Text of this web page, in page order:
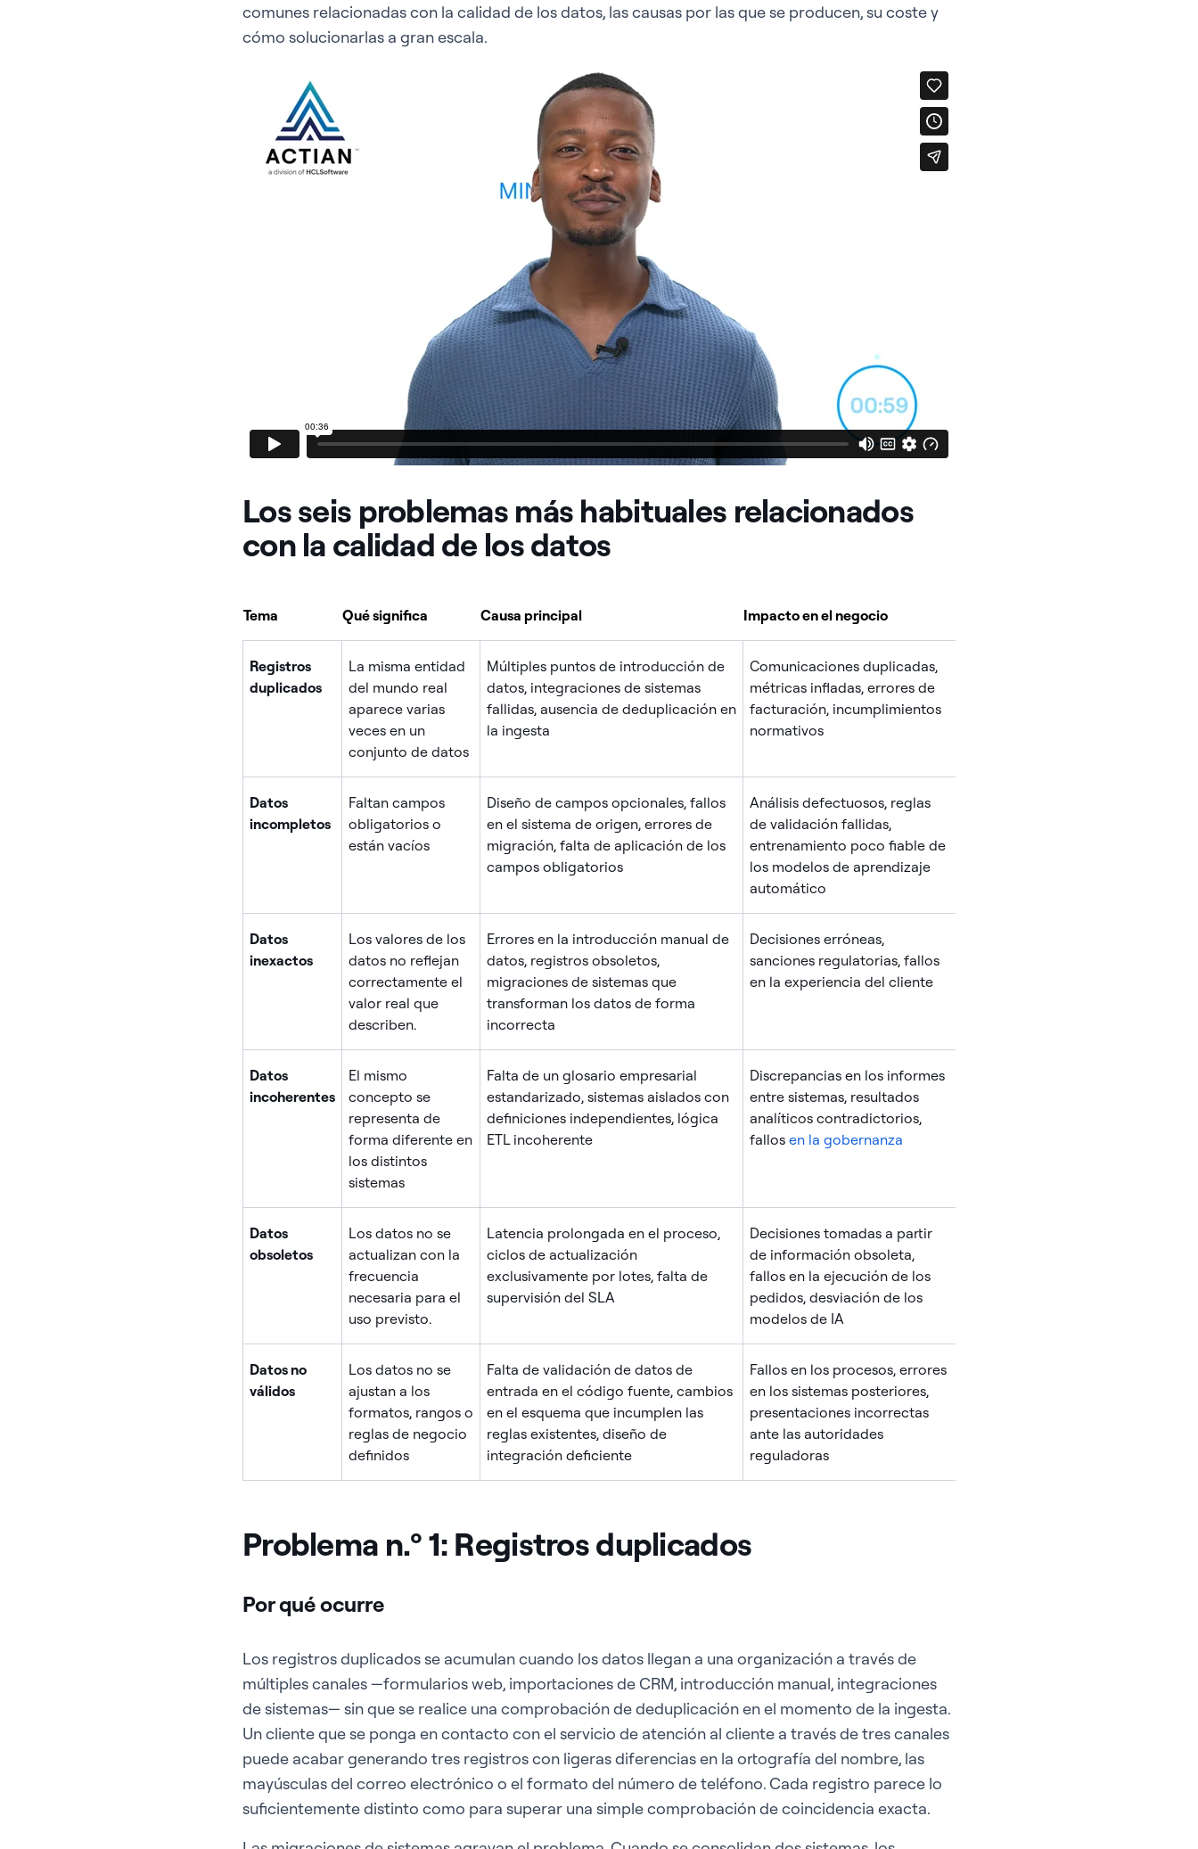
comunes relacionadas con la calidad de los datos, las causas por las que se producen, su coste y
cómo solucionarlas a gran escala.
Los seis problemas más habituales relacionados
con la calidad de los datos
Tema Qué significa Causa principal Impacto en el negocio
Registros
duplicados
La misma entidad
del mundo real
aparece varias
veces en un
conjunto de datos
Múltiples puntos de introducción de
datos, integraciones de sistemas
fallidas, ausencia de deduplicación en
la ingesta
Comunicaciones duplicadas,
métricas infladas, errores de
facturación, incumplimientos
normativos
Datos
incompletos
Faltan campos
obligatorios o
están vacíos
Diseño de campos opcionales, fallos
en el sistema de origen, errores de
migración, falta de aplicación de los
campos obligatorios
Análisis defectuosos, reglas
de validación fallidas,
entrenamiento poco fiable de
los modelos de aprendizaje
automático
Datos
inexactos
Los valores de los
datos no reflejan
correctamente el
valor real que
describen.
Errores en la introducción manual de
datos, registros obsoletos,
migraciones de sistemas que
transforman los datos de forma
incorrecta
Decisiones erróneas,
sanciones regulatorias, fallos
en la experiencia del cliente
Datos
incoherentes
El mismo
concepto se
representa de
forma diferente en
los distintos
sistemas
Falta de un glosario empresarial
estandarizado, sistemas aislados con
definiciones independientes, lógica
ETL incoherente
Discrepancias en los informes
entre sistemas, resultados
analíticos contradictorios,
fallos en la gobernanza
Datos
obsoletos
Los datos no se
actualizan con la
frecuencia
necesaria para el
uso previsto.
Latencia prolongada en el proceso,
ciclos de actualización
exclusivamente por lotes, falta de
supervisión del SLA
Decisiones tomadas a partir
de información obsoleta,
fallos en la ejecución de los
pedidos, desviación de los
modelos de IA
Datos no
válidos
Los datos no se
ajustan a los
formatos, rangos o
reglas de negocio
definidos
Falta de validación de datos de
entrada en el código fuente, cambios
en el esquema que incumplen las
reglas existentes, diseño de
integración deficiente
Fallos en los procesos, errores
en los sistemas posteriores,
presentaciones incorrectas
ante las autoridades
reguladoras
Problema n.º 1: Registros duplicados
Por qué ocurre
Los registros duplicados se acumulan cuando los datos llegan a una organización a través de
múltiples canales —formularios web, importaciones de CRM, introducción manual, integraciones
de sistemas— sin que se realice una comprobación de deduplicación en el momento de la ingesta.
Un cliente que se ponga en contacto con el servicio de atención al cliente a través de tres canales
puede acabar generando tres registros con ligeras diferencias en la ortografía del nombre, las
mayúsculas del correo electrónico o el formato del número de teléfono. Cada registro parece lo
suficientemente distinto como para superar una simple comprobación de coincidencia exacta.